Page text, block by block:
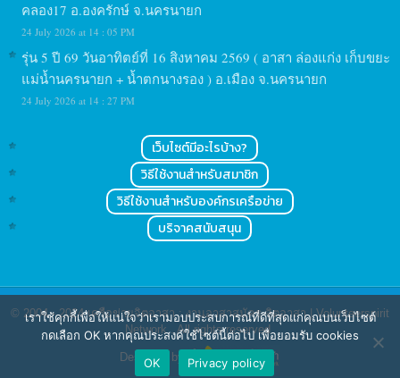
คลอง17 อ.องครักษ์ จ.นครนายก
24 July 2026 at 14 : 05 PM
รุ่น 5 ปี 69 วันอาทิตย์ที่ 16 สิงหาคม 2569 ( อาสา ล่องแก่ง เก็บขยะ
แม่น้ำนครนายก + น้ำตกนางรอง ) อ.เมือง จ.นครนายก
24 July 2026 at 14 : 27 PM
เว็บไซต์มีอะไรบ้าง?
วิธีใช้งานสำหรับสมาชิก
วิธีใช้งานสำหรับองค์กรเครือข่าย
บริจาคสนับสนุน
© 2004 - 2024เครือข่ายจิตอาสา : งานอาสาสมัคร จิตอาสา | Volunteerspirit
Network. All rights reserved.
Designed by
เราใช้คุกกี้เพื่อให้แน่ใจว่าเรามอบประสบการณ์ที่ดีที่สุดแก่คุณบนเว็บไซต์
กดเลือก OK หากคุณประสงค์ใช้ไซต์นี้ต่อไป เพื่อยอมรับ cookies
OK
Privacy policy